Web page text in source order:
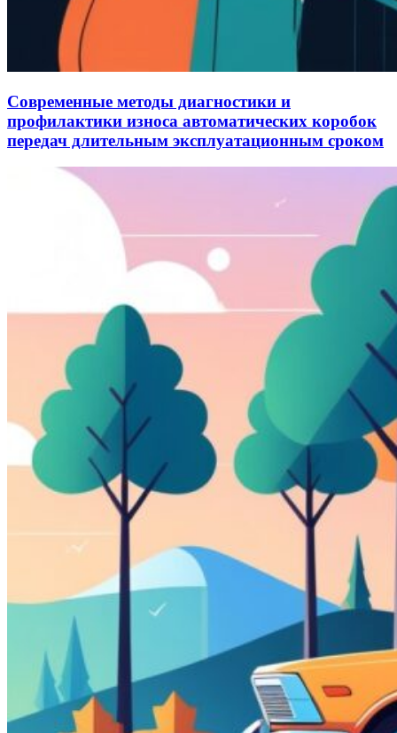
Современные методы диагностики и
профилактики износа автоматических коробок
передач длительным эксплуатационным сроком